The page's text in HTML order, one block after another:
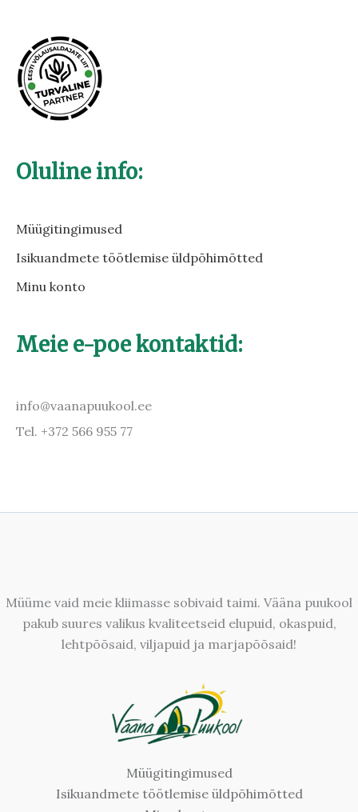
Oluline info:
Müügitingimused
Isikuandmete töötlemise üldpõhimõtted
Minu konto
Meie e-poe kontaktid:
info@vaanapuukool.ee
Tel. +372 566 955 77
Müüme vaid meie kliimasse sobivaid taimi. Vääna puukool
pakub suures valikus kvaliteetseid elupuid, okaspuid,
lehtpõõsaid, viljapuid ja marjapõõsaid!
Müügitingimused
Isikuandmete töötlemise üldpõhimõtted